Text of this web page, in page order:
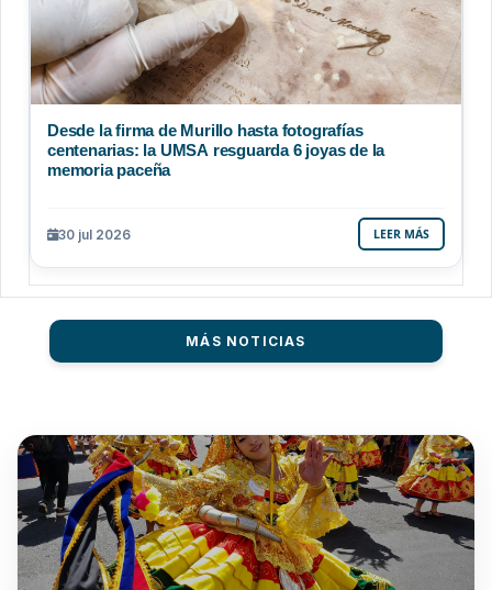
Desde la firma de Murillo hasta fotografías
centenarias: la UMSA resguarda 6 joyas de la
memoria paceña
30 jul 2026 LEER MÁS
MÁS NOTICIAS